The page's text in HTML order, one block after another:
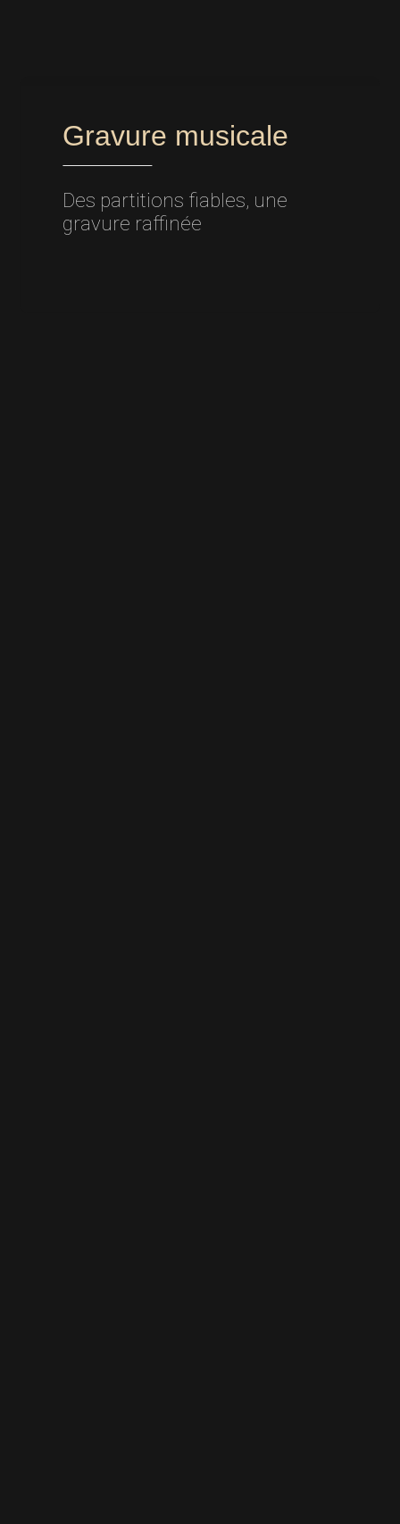
Gravure musicale
Des partitions fiables, une
gravure raffinée